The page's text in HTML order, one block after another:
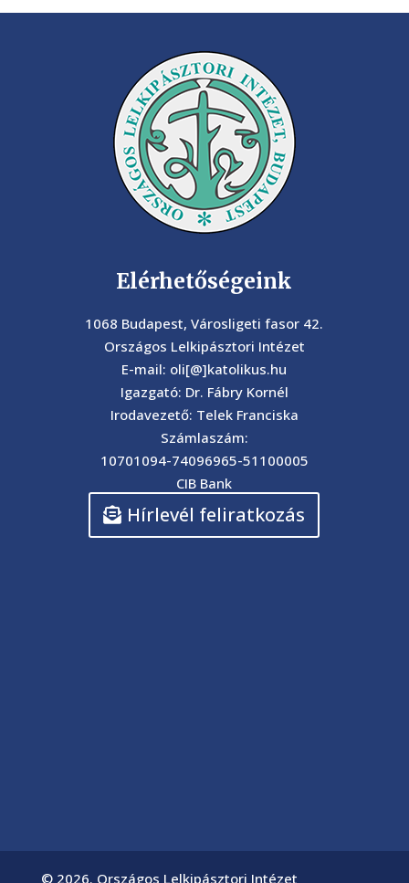
Elérhetőségeink
1068 Budapest, Városligeti fasor 42.
Országos Lelkipásztori Intézet
E-mail: oli[@]katolikus.hu
Igazgató: Dr. Fábry Kornél
Irodavezető: Telek Franciska
Számlaszám:
10701094-74096965-51100005
CIB Bank
Hírlevél feliratkozás
© 2026. Országos Lelkipásztori Intézet